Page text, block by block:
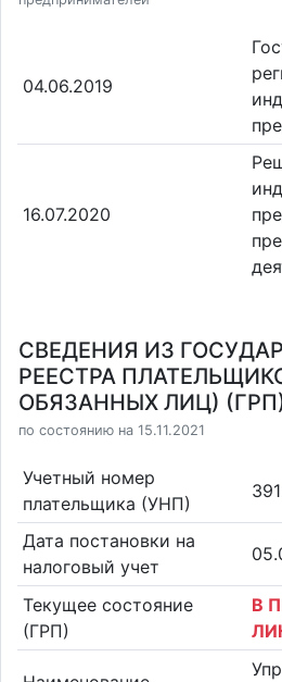
04.06.2019
16.07.2020
СВЕДЕНИЯ ИЗ
РЕЕСТРА
ОБЯЗАННЫХ ЛИЦ)
по состоянию на 15.11.2021
Учетный номер
плательщика (УНП)
Дата постановки на
налоговый учет
Текущее состояние
(ГРП)
В